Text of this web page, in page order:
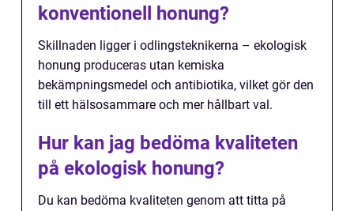
konventionell honung?
Skillnaden ligger i odlingsteknikerna – ekologisk
honung produceras utan kemiska
bekämpningsmedel och antibiotika, vilket gör den
till ett hälsosammare och mer hållbart val.
Hur kan jag bedöma kvaliteten
på ekologisk honung?
Du kan bedöma kvaliteten genom att titta på